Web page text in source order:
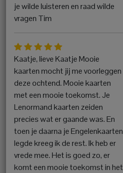
je wilde luisteren en raad wilde
vragen Tim
Kaatje, lieve Kaatje Mooie
kaarten mocht jij me voorleggen
deze ochtend. Mooie kaarten
met een mooie toekomst. Je
Lenormand kaarten zeiden
precies wat er gaande was. En
toen je daarna je Engelenkaarten
legde kreeg ik de rest. Ik heb er
vrede mee. Het is goed zo, er
komt een mooie toekomst in het